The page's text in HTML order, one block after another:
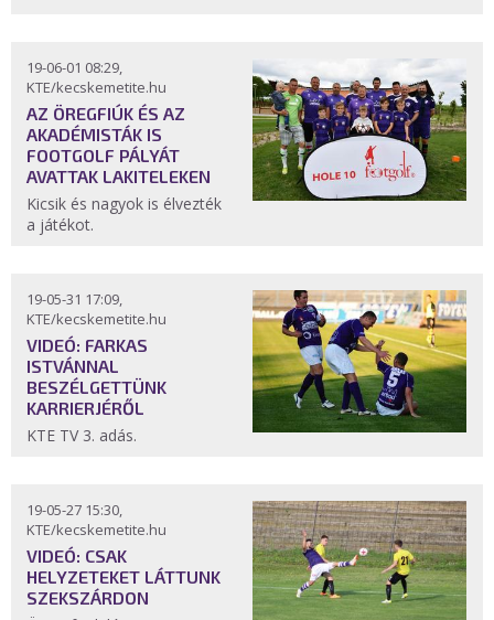
19-06-01 08:29,
KTE/kecskemetite.hu
AZ ÖREGFIÚK ÉS AZ
AKADÉMISTÁK IS
FOOTGOLF PÁLYÁT
AVATTAK LAKITELEKEN
Kicsik és nagyok is élvezték
a játékot.
19-05-31 17:09,
KTE/kecskemetite.hu
VIDEÓ: FARKAS
ISTVÁNNAL
BESZÉLGETTÜNK
KARRIERJÉRŐL
KTE TV 3. adás.
19-05-27 15:30,
KTE/kecskemetite.hu
VIDEÓ: CSAK
HELYZETEKET LÁTTUNK
SZEKSZÁRDON